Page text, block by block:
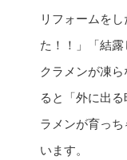
リフォームを
た！！」「結
クラメンが凍
ると「外に出
ラメンが育っ
います。